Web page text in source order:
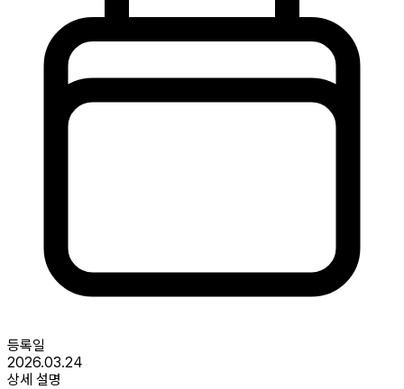
등록일
2026.03.24
상세 설명